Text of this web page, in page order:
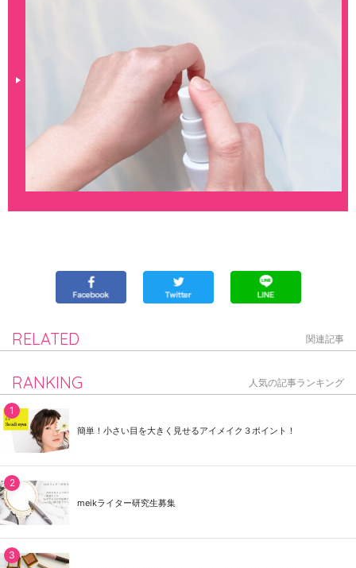
RELATED 関連記事
RANKING 人気の記事ランキング
簡単！小さい目を大きく見せるアイメイク３ポイント！
meikライター研究生募集